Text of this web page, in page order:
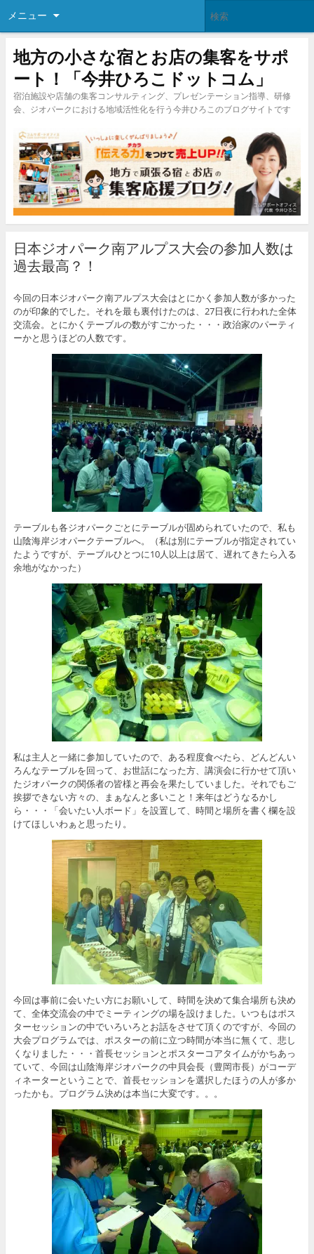
メニュー
地方の小さな宿とお店の集客をサポ
ート！「今井ひろこドットコム」
宿泊施設や店舗の集客コンサルティング、プレゼンテーション指導、研修
会、ジオパークにおける地域活性化を行う今井ひろこのブログサイトです
日本ジオパーク南アルプス大会の参加人数は
過去最高？！
今回の日本ジオパーク南アルプス大会はとにかく参加人数が多かった
のが印象的でした。それを最も裏付けたのは、27日夜に行われた全体
交流会。とにかくテーブルの数がすごかった・・・政治家のパーティ
ーかと思うほどの人数です。
テーブルも各ジオパークごとにテーブルが固められていたので、私も
山陰海岸ジオパークテーブルへ。（私は別にテーブルが指定されてい
たようですが、テーブルひとつに10人以上は居て、遅れてきたら入る
余地がなかった）
私は主人と一緒に参加していたので、ある程度食べたら、どんどんい
ろんなテーブルを回って、お世話になった方、講演会に行かせて頂い
たジオパークの関係者の皆様と再会を果たしていました。それでもご
挨拶できない方々の、まぁなんと多いこと！来年はどうなるかし
ら・・・「会いたい人ボード」を設置して、時間と場所を書く欄を設
けてほしいわぁと思ったり。
今回は事前に会いたい方にお願いして、時間を決めて集合場所も決め
て、全体交流会の中でミーティングの場を設けました。いつもはポス
ターセッションの中でいろいろとお話をさせて頂くのですが、今回の
大会プログラムでは、ポスターの前に立つ時間が本当に無くて、悲し
くなりました・・・首長セッションとポスターコアタイムがかちあっ
ていて、今回は山陰海岸ジオパークの中貝会長（豊岡市長）がコーデ
ィネーターということで、首長セッションを選択したほうの人が多か
ったかも。プログラム決めは本当に大変です。。。